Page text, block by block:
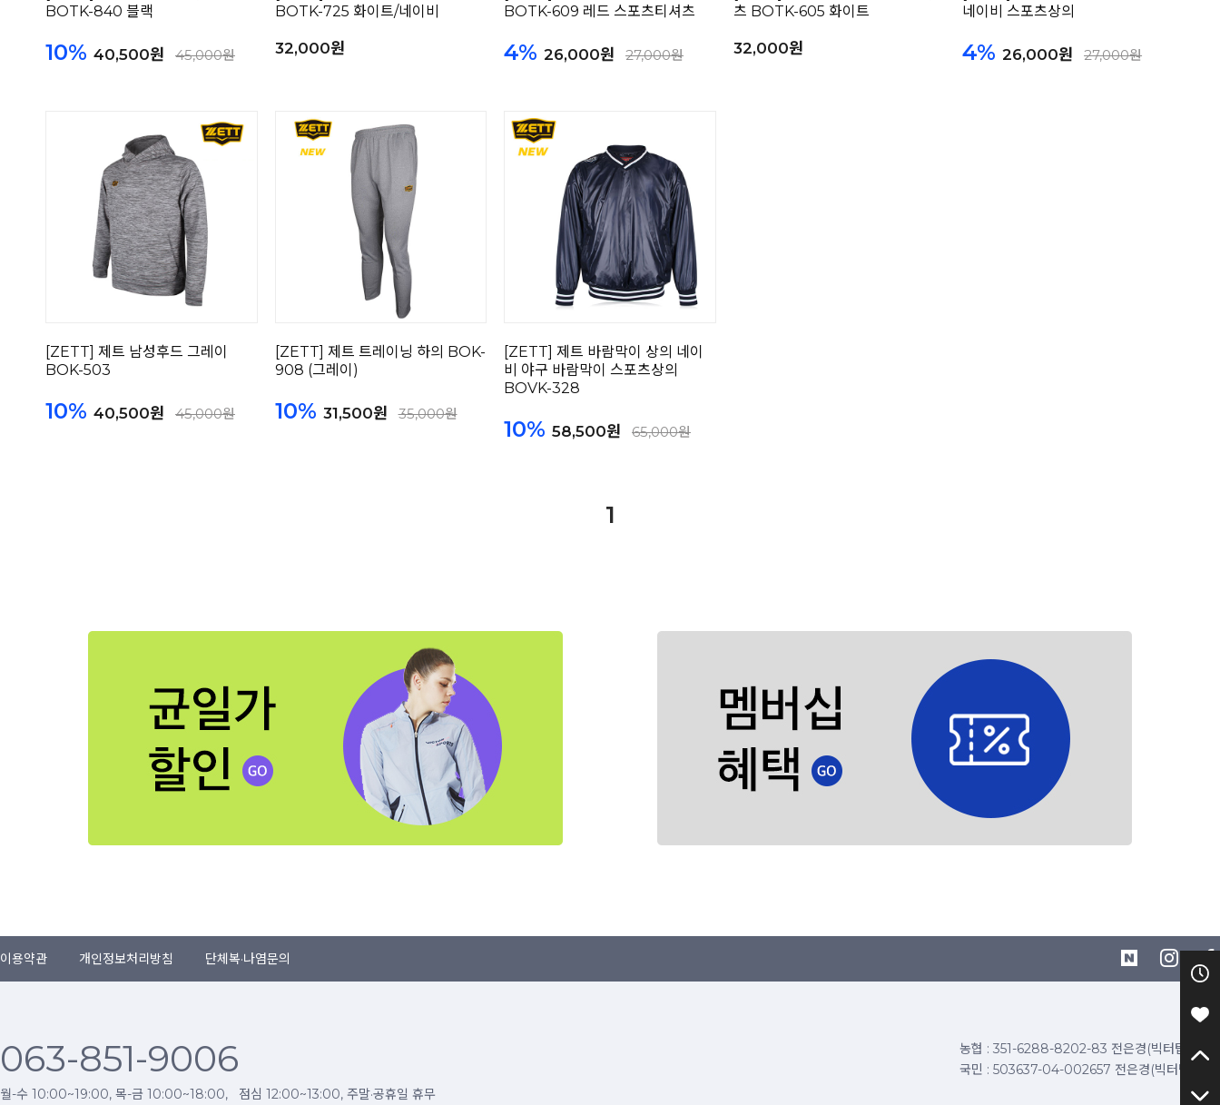
BOTK-840 블랙
10% 40,500원 45,000원
BOTK-725 화이트/네이비
32,000원
BOTK-609 레드 스포츠티셔츠
4% 26,000원 27,000원
츠 BOTK-605 화이트
32,000원
네이비 스포츠상의
4% 26,000원 27,000원
[ZETT] 제트 남성후드 그레이
BOK-503
10% 40,500원 45,000원
[ZETT] 제트 트레이닝 하의 BOK-
908 (그레이)
10% 31,500원 35,000원
[ZETT] 제트 바람막이 상의 네이
비 야구 바람막이 스포츠상의
BOVK-328
10% 58,500원 65,000원
1
이용약관 개인정보처리방침 단체복·나염문의
063-851-9006
월-수 10:00~19:00, 목-금 10:00~18:00, 점심 12:00~13:00, 주말·공휴일 휴무
농협 : 351-6288-8202-83 전은경(빅터탑)
국민 : 503637-04-002657 전은경(빅터탑)